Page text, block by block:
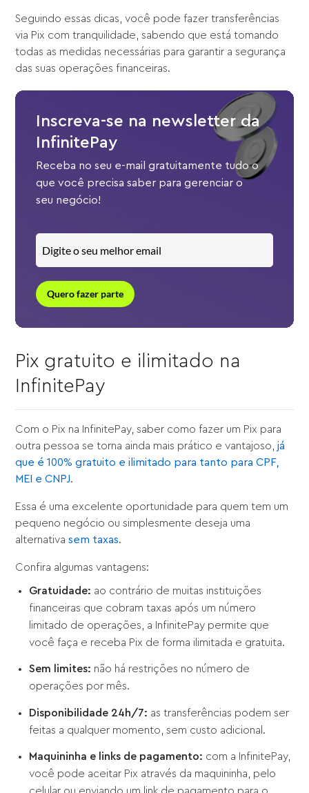
Seguindo essas dicas, você pode fazer transferências
via Pix com tranquilidade, sabendo que está tomando
todas as medidas necessárias para garantir a segurança
das suas operações financeiras.
Inscreva-se na newsletter da
InfinitePay
Receba no seu e-mail gratuitamente tudo o
que você precisa saber para gerenciar o
seu negócio!
Quero fazer parte
Pix gratuito e ilimitado na
InfinitePay
Com o Pix na InfinitePay, saber como fazer um Pix para
outra pessoa se torna ainda mais prático e vantajoso,já
que é 100% gratuito e ilimitado para tanto para CPF,
MEI e CNPJ.
Essa é uma excelente oportunidade para quem tem um
pequeno negócio ou simplesmente deseja uma
alternativa sem taxas.
Confira algumas vantagens:
Gratuidade: ao contrário de muitas instituições
financeiras que cobram taxas após um número
limitado de operações, a InfinitePay permite que
você faça e receba Pix de forma ilimitada e gratuita.
Sem limites: não há restrições no número de
operações por mês.
Disponibilidade 24h/7: as transferências podem ser
feitas a qualquer momento, sem custo adicional.
Maquininha e links de pagamento: com a InfinitePay,
você pode aceitar Pix através da maquininha, pelo